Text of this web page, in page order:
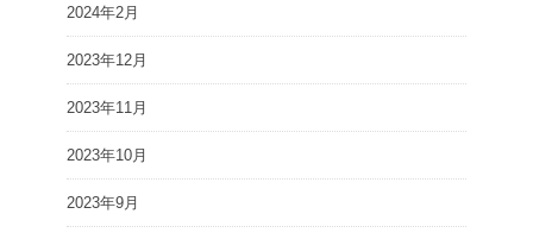
2024年2月
2023年12月
2023年11月
2023年10月
2023年9月